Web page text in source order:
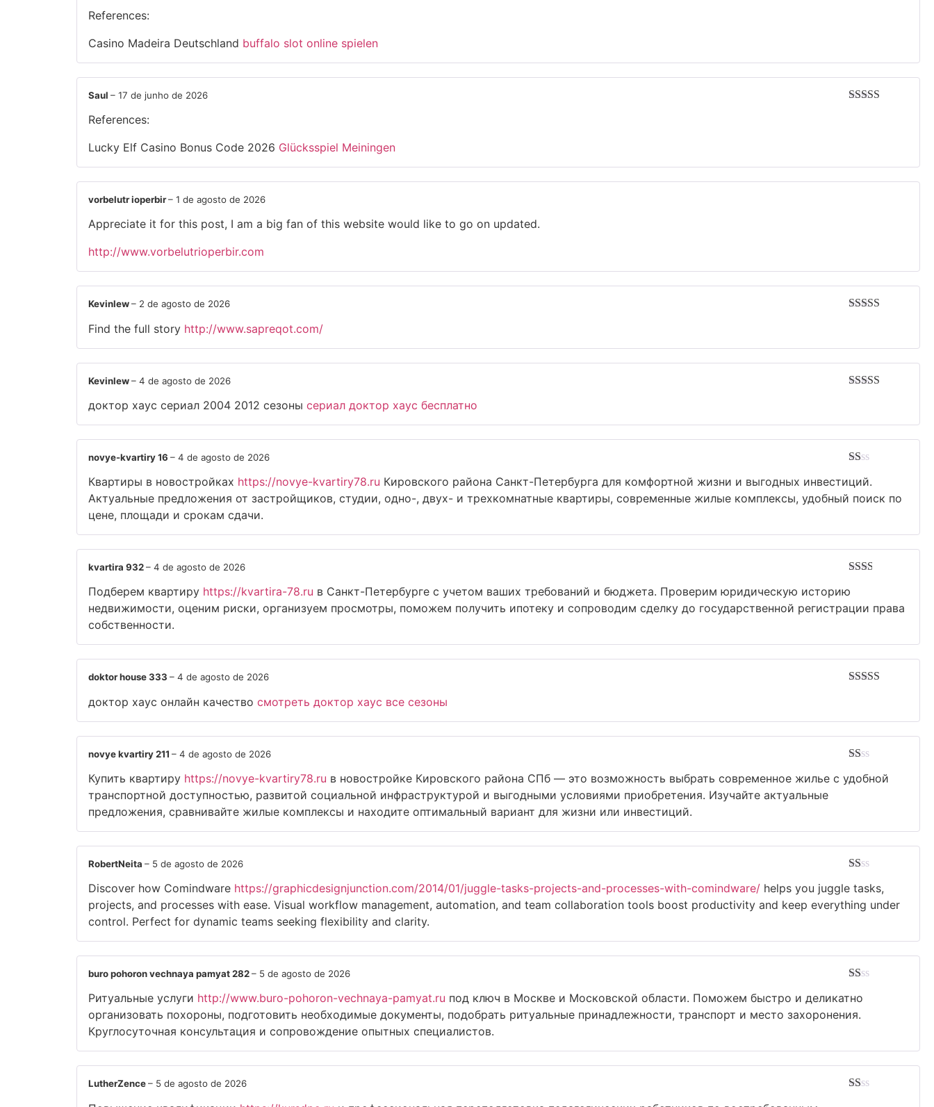
References:
Casino Madeira Deutschland buffalo slot online spielen
Saul – 17 de junho de 2026
References:
Lucky Elf Casino Bonus Code 2026 Glücksspiel Meiningen
vorbelutr ioperbir– 1 de agosto de 2026
Appreciate it for this post, I am a big fan of this website would like to go on updated.
http://www.vorbelutrioperbir.com
Kevinlew– 2 de agosto de 2026
Find the full story http://www.sapreqot.com/
Kevinlew– 4 de agosto de 2026
доктор хаус сериал 2004 2012 сезоны сериал доктор хаус бесплатно
1
de
5
novye-kvartiry 16 – 4 de agosto de 2026
Квартиры в новостройках https://novye-kvartiry78.ru Кировского района Санкт-Петербурга для комфортной жизни и выгодных инвестиций.
Актуальные предложения от застройщиков, студии, одно-, двух- и трехкомнатные квартиры, современные жилые комплексы, удобный поиск по
цене, площади и срокам сдачи.
2
5
kvartira 932– 4 de agosto de 2026
Подберем квартиру https://kvartira-78.ru в Санкт-Петербурге с учетом ваших требований и бюджета. Проверим юридическую историю
недвижимости, оценим риски, организуем просмотры, поможем получить ипотеку и сопроводим сделку до государственной регистрации права
собственности.
doktor house 333 – 4 de agosto de 2026
доктор хаус онлайн качество смотреть доктор хаус все сезоны
1
novye kvartiry 211 – 4 de agosto de 2026
Купить квартиру https://novye-kvartiry78.ru в новостройке Кировского района СПб — это возможность выбрать современное жилье с удобной
транспортной доступностью, развитой социальной инфраструктурой и выгодными условиями приобретения. Изучайте актуальные
предложения, сравнивайте жилые комплексы и находите оптимальный вариант для жизни или инвестиций.
1
de
5
RobertNeita – 5 de agosto de 2026
Discover how Comindware https://graphicdesignjunction.com/2014/01/juggle-tasks-projects-and-processes-with-comindware/ helps you juggle tasks,
projects, and processes with ease. Visual workflow management, automation, and team collaboration tools boost productivity and keep everything under
control. Perfect for dynamic teams seeking flexibility and clarity.
1
de
5
buro pohoron vechnaya pamyat 282– 5 de agosto de 2026
Ритуальные услуги http://www.buro-pohoron-vechnaya-pamyat.ru под ключ в Москве и Московской области. Поможем быстро и деликатно
организовать похороны, подготовить необходимые документы, подобрать ритуальные принадлежности, транспорт и место захоронения.
Круглосуточная консультация и сопровождение опытных специалистов.
LutherZence– 5 de agosto de 2026